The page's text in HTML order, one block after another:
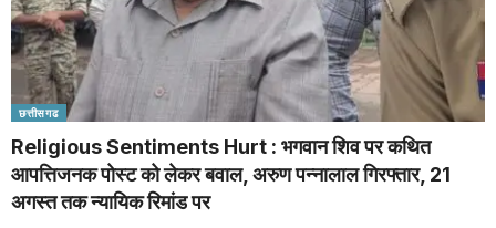
छत्तीसगढ
Religious Sentiments Hurt : भगवान शिव पर कथित
आपत्तिजनक पोस्ट को लेकर बवाल, अरुण पन्नालाल गिरफ्तार, 21
अगस्त तक न्यायिक रिमांड पर